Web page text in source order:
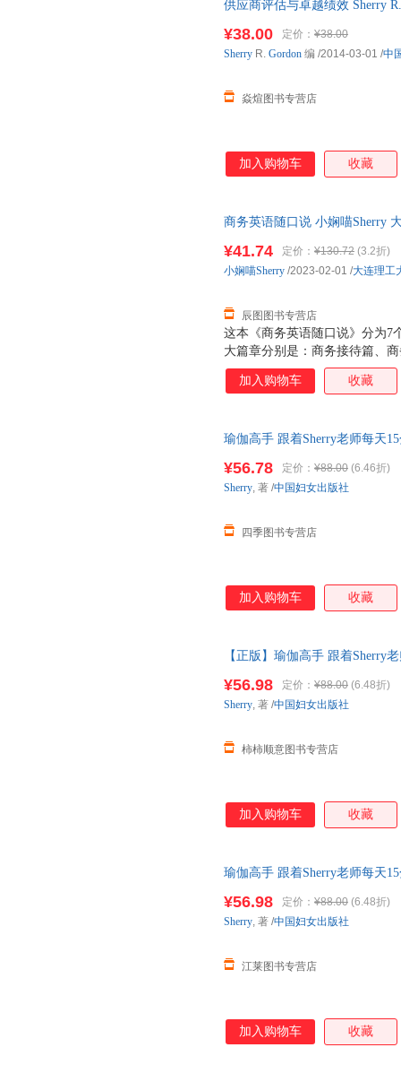
应商评估和绩效管理流程，如
供应商评估与卓越绩效 Sherry
¥38.00 定价： ¥38.00
焱煊图书专营店
Sherry R. Gordon 编 /2014-03-01 /中
加入购物车 收藏
商务英语随口说 小娴喵Sherry
这本《商务英语随口说》分为7
大篇章分别是：商务接待篇、
沟通篇、国际商务会展篇、面
某几个特定场景下的例子来讲
提点，即每个小章节中的
分；为了巩固和拓展每小结的
习”和“Keep Thinking 继续思考
¥41.74 定价： ¥130.72 (3.2折)
辰图图书专营店
小娴喵Sherry /2023-02-01 /大连理工
加入购物车 收藏
瑜伽高手 跟着Sherry老师每天
¥56.78 定价： ¥88.00 (6.46折)
四季图书专营店
Sherry, 著 /中国妇女出版社
加入购物车 收藏
【正版】瑜伽高手 跟着Sherry
¥56.98 定价： ¥88.00 (6.48折)
柿柿顺意图书专营店
Sherry, 著 /中国妇女出版社
加入购物车 收藏
瑜伽高手 跟着Sherry老师每天
¥56.98 定价： ¥88.00 (6.48折)
江莱图书专营店
Sherry, 著 /中国妇女出版社
加入购物车 收藏